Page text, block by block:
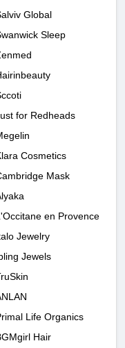
Global
Sleep
for Redheads
Cosmetics
Mask
en Provence
Jewelry
Jewels
Life Organics
Hair